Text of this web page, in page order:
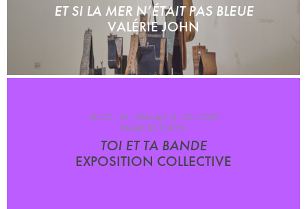
ET SI LA MER N’ÉTAIT PAS BLEUE
VALÉRIE JOHN
DU 22 - 10 - 2026 AU 14 - 02 - 2027
PALAIS DE TOKYO
TOI ET TA BANDE
EXPOSITION COLLECTIVE